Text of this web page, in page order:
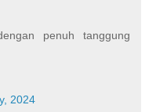
penuh tanggung
2024